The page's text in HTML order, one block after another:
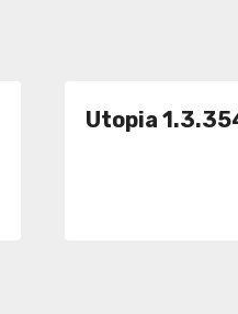
Utopia